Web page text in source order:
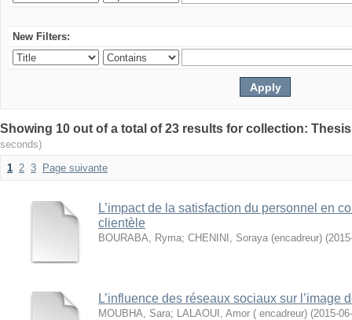
New Filters:
seconds)
1 2 3 Page suivante
L’impact de la satisfaction du personnel en
clientèle
BOURABA, Ryma; CHENINI, Soraya (encadreur) (
L’influence des réseaux sociaux sur l’image
MOUBHA, Sara; LALAOUI, Amor ( encadreur) (2015-